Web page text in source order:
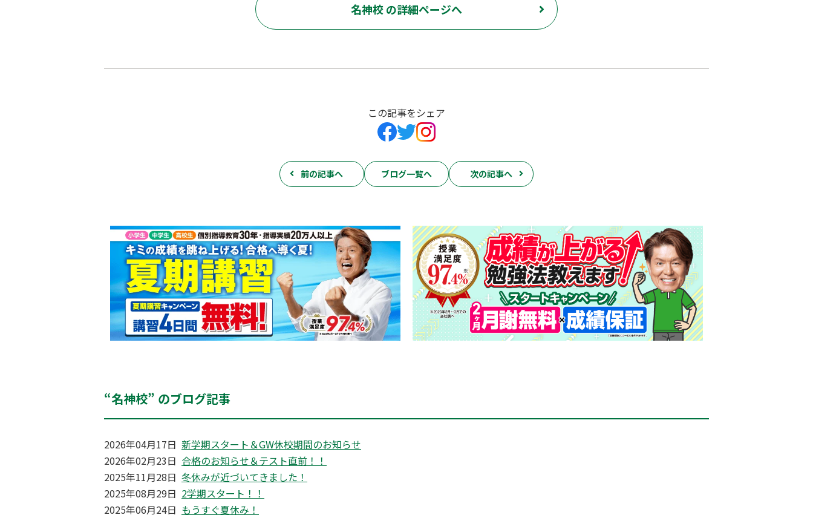
名神校 の詳細ページへ
この記事をシェア
前の記事へ ブログ一覧へ 次の記事へ
“名神校” のブログ記事
2026年04月17日 新学期スタート＆GW休校期間のお知らせ
2026年02月23日 合格のお知らせ＆テスト直前！！
2025年11月28日 冬休みが近づいてきました！
2025年08月29日 2学期スタート！！
2025年06月24日 もうすぐ夏休み！